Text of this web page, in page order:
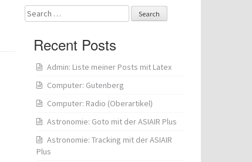
Search
for:
Recent Posts
Admin: Liste meiner Posts mit Latex
Computer: Gutenberg
Computer: Radio (Oberartikel)
Astronomie: Goto mit der ASIAIR Plus
Astronomie: Tracking mit der ASIAIR
Plus